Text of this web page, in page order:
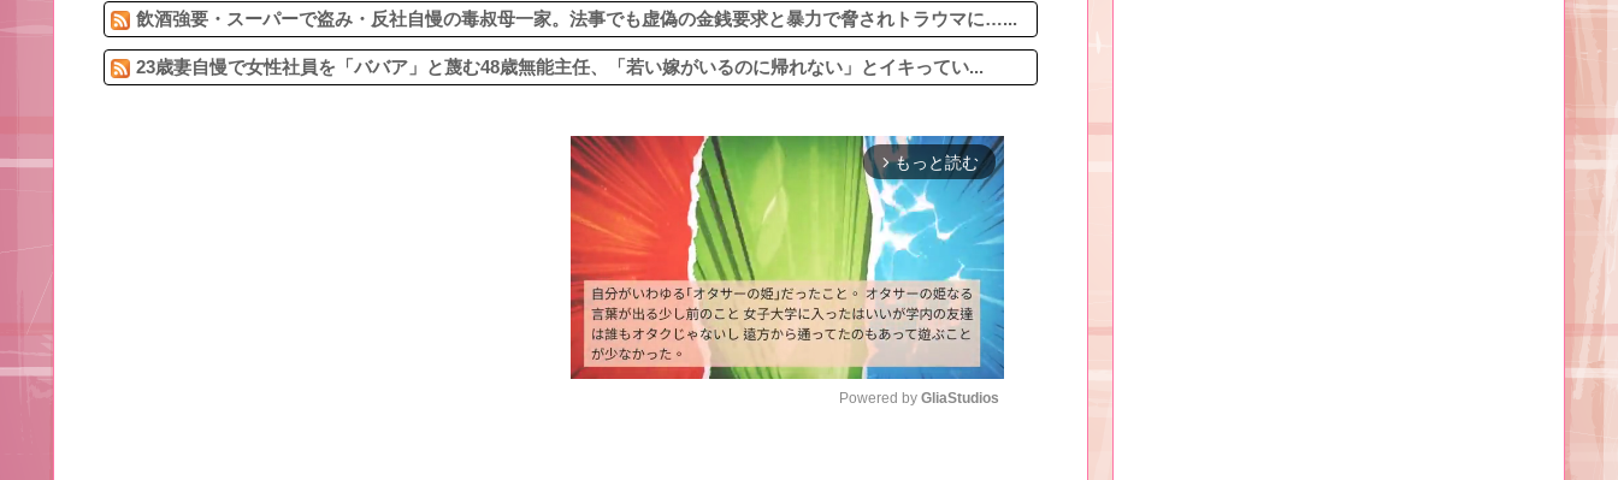
飲酒強要・スーパーで盗み・反社自慢の毒叔母一家。法事でも虚偽の金銭要求と暴力で脅されトラウマに…...
23歳妻自慢で女性社員を「ババア」と蔑む48歳無能主任、「若い嫁がいるのに帰れない」とイキってい...
arrow_forward_ios もっと読む
Powered by GliaStudios